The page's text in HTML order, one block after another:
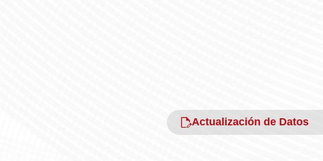
Actualización de Datos